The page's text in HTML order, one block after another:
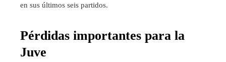
en sus últimos seis partidos.
Pérdidas importantes para la
Juve